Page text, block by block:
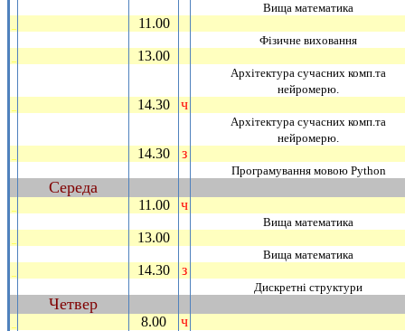
Вища математика
11.00
Фiзичне виховання
13.00
Архiтектура сучасних комп.та
нейромерю.
14.30 ч
Архiтектура сучасних комп.та
нейромерю.
14.30 з
Програмування мовою Python
Середа
11.00 ч
Вища математика
13.00
Вища математика
14.30 з
Дискретнi структури
Четвер
8.00 ч